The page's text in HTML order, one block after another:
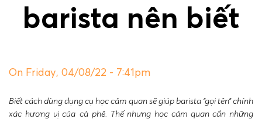
barista nên biết
On Friday, 04/08/22 - 7:41pm
Biết cách dùng dụng cụ học cảm quan sẽ giúp barista “gọi tên” chính
xác hương vị của cà phê. Thế nhưng học cảm quan cần những